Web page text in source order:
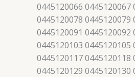
0445120066 0445120067
0445120078 0445120079
0445120091 0445120092
0445120103 0445120105
0445120117 0445120118
0445120129 0445120130